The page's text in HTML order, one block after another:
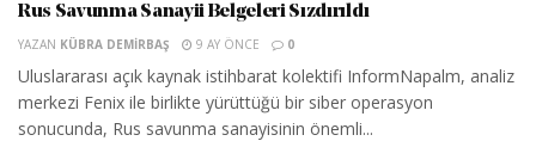
Rus Savunma Sanayii Belgeleri Sızdırıldı
YAZAN KÜBRA DEMIRBAŞ 9 AY ÖNCE 0
Uluslararası açık kaynak istihbarat kolektifi InformNapalm, analiz
merkezi Fenix ile birlikte yürüttüğü bir siber operasyon
sonucunda, Rus savunma sanayisinin önemli...